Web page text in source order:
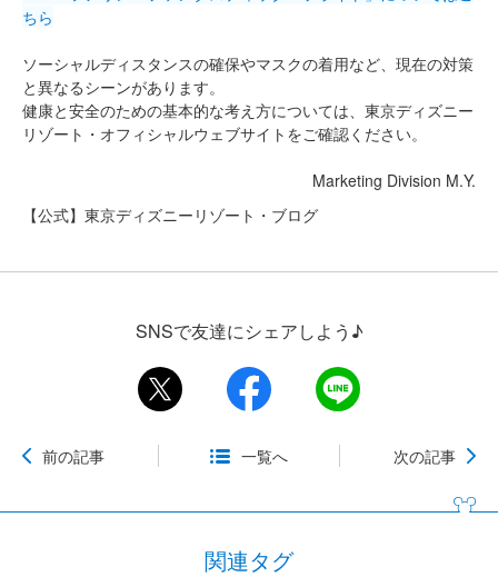
ちら
ソーシャルディスタンスの確保やマスクの着用など、現在の対策
と異なるシーンがあります。
健康と安全のための基本的な考え方については、東京ディズニー
リゾート・オフィシャルウェブサイトをご確認ください。
Marketing Division M.Y.
【公式】東京ディズニーリゾート・ブログ
SNSで友達にシェアしよう♪
前の記事 一覧へ 次の記事
関連タグ